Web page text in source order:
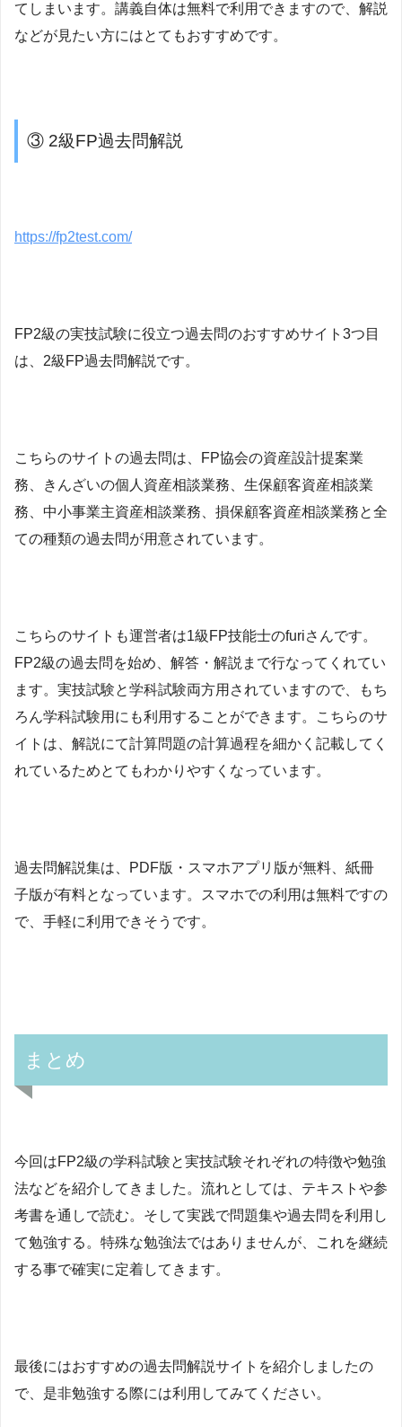
てしまいます。講義自体は無料で利用できますので、解説
などが見たい方にはとてもおすすめです。
③ 2級FP過去問解説
https://fp2test.com/
FP2級の実技試験に役立つ過去問のおすすめサイト3つ目
は、2級FP過去問解説です。
こちらのサイトの過去問は
FP協会の資産設計提案業
務、きんざいの個人資産相談業務、生保顧客資産相談業
務、中小事業主資産相談業務、損保顧客資産相談業務と全
ての種類の過去問が用意されています。
こちらのサイトも運営者は1級FP技能士のfuriさんです。
FP2級の過去問を始め、解答・解説まで行なってくれてい
ます。実技試験と学科試験両方用されていますので、もち
ろん学科試験用にも利用することができます。こちらのサ
イトは、解説にて計算問題の計算過程を細かく記載してく
れているためとてもわかりやすくなっています。
過去問解説集は、PDF版・スマホアプリ版が無料、紙冊
子版が有料となっています。スマホでの利用は無料ですの
で、手軽に利用できそうです。
まとめ
今回はFP2級の学科試験と実技試験それぞれの特徴や勉強
法などを紹介してきました。流れとしては、テキストや参
考書を通しで読む。そして実践で問題集や過去問を利用し
て勉強する。特殊な勉強法ではありませんが、これを継続
する事で確実に定着してきます。
最後にはおすすめの過去問解説サイトを紹介しましたの
で、是非勉強する際には利用してみてください。